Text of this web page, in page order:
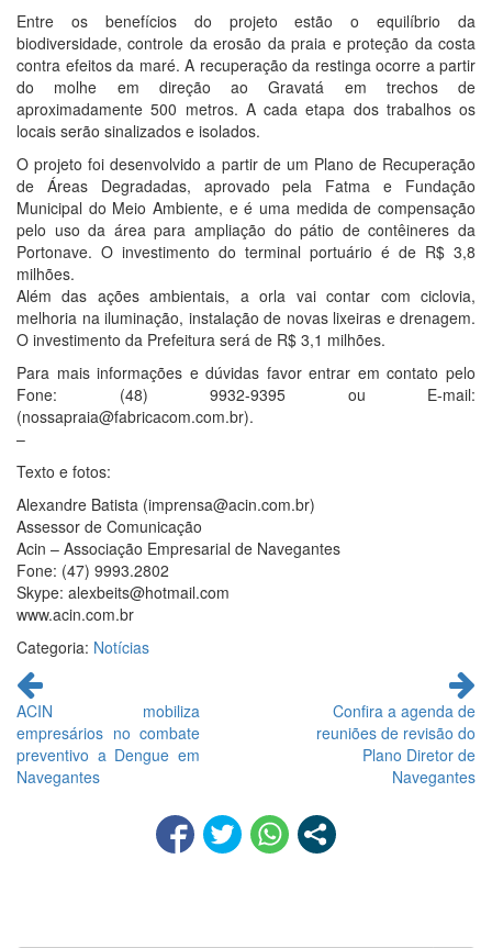
Entre os benefícios do projeto estão o equilíbrio da
biodiversidade, controle da erosão da praia e proteção da costa
contra efeitos da maré. A recuperação da restinga ocorre a partir
do molhe em direção ao Gravatá em trechos de
aproximadamente 500 metros. A cada etapa dos trabalhos os
locais serão sinalizados e isolados.
O projeto foi desenvolvido a partir de um Plano de Recuperação
de Áreas Degradadas, aprovado pela Fatma e Fundação
Municipal do Meio Ambiente, e é uma medida de compensação
pelo uso da área para ampliação do pátio de contêineres da
Portonave. O investimento do terminal portuário é de R$ 3,8
milhões.
Além das ações ambientais, a orla vai contar com ciclovia,
melhoria na iluminação, instalação de novas lixeiras e drenagem.
O investimento da Prefeitura será de R$ 3,1 milhões.
Para mais informações e dúvidas favor entrar em contato pelo
Fone: (48) 9932-9395 ou E-mail:
(nossapraia@fabricacom.com.br).
–
Texto e fotos:
Alexandre Batista (imprensa@acin.com.br)
Assessor de Comunicação
Acin – Associação Empresarial de Navegantes
Fone: (47) 9993.2802
Skype: alexbeits@hotmail.com
www.acin.com.br
Categoria: Notícias
Continue
lendo
ACIN mobiliza
empresários no combate
preventivo a Dengue em
Navegantes
Confira a agenda de
reuniões de revisão do
Plano Diretor de
Navegantes